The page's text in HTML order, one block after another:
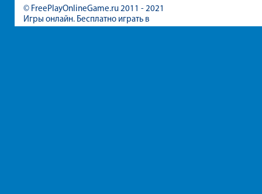
© FreePlayOnlineGame.ru 2011 - 2021
Игры онлайн. Бесплатно играть в
игры для девочек и мальчиков